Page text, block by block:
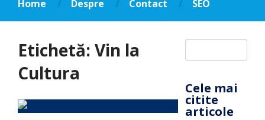
Home Despre Contact SEO
Etichetă: Vin la
Cultura
Cele mai
citite
articole